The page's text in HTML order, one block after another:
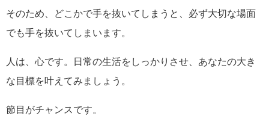
そのため、どこかで手を抜いてしまうと、必ず大切な場面
でも手を抜いてしまいます。
人は、心です。日常の生活をしっかりさせ、あなたの大き
な目標を叶えてみましょう。
節目がチャンスです。